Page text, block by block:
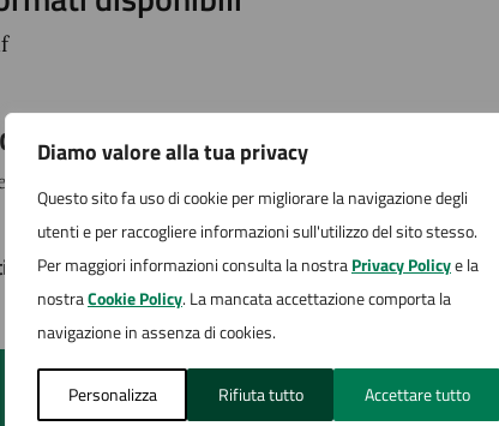
Diamo valore alla tua privacy
Questo sito fa uso di cookie per migliorare la navigazione degli
utenti e per raccogliere informazioni sull'utilizzo del sito stesso.
Per maggiori informazioni consulta la nostraPrivacy Policye la
nostraCookie Policy. La mancata accettazione comporta la
navigazione in assenza di cookies.
Personalizza Rifiuta tutto Accettare tutto
distribuzione
aperta
aggiornamento:29/01/2025, 10:25